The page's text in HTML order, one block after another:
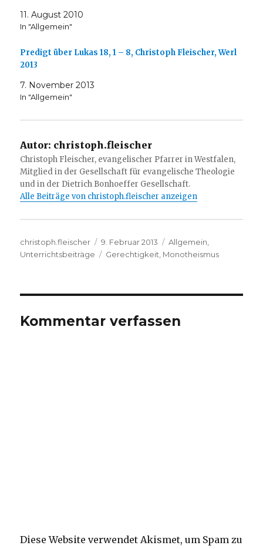
11. August 2010
In "Allgemein"
Predigt über Lukas 18, 1 – 8, Christoph Fleischer, Werl
2013
7. November 2013
In "Allgemein"
Autor: christoph.fleischer
Christoph Fleischer, evangelischer Pfarrer in Westfalen,
Mitglied in der Gesellschaft für evangelische Theologie
und in der Dietrich Bonhoeffer Gesellschaft.
Alle Beiträge von christoph.fleischer anzeigen
Autor
christoph.fleischer
Veröffentlicht
am
9. Februar 2013 Kategorien
Allgemein
Unterrichtsbeiträge
Schlagwörter
Gerechtigkeit Monotheismus
Kommentar verfassen
Diese Website verwendet Akismet, um Spam zu